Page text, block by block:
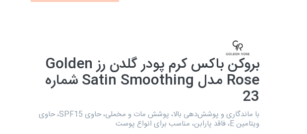
بروکن باکس کرم پودر گلدن رز Golden
Rose مدل Satin Smoothing شماره
23
با ماندگاری و پوشش‌دهی بالا، پوشش مات و مخملی، حاوی SPF15، حاوی
ویتامین E، فاقد پارابن، مناسب برای انواع پوست